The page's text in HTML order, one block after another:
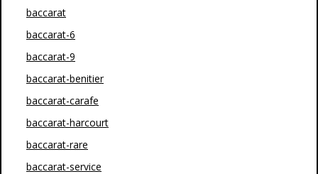
baccarat
baccarat-6
baccarat-9
baccarat-benitier
baccarat-carafe
baccarat-harcourt
baccarat-rare
baccarat-service